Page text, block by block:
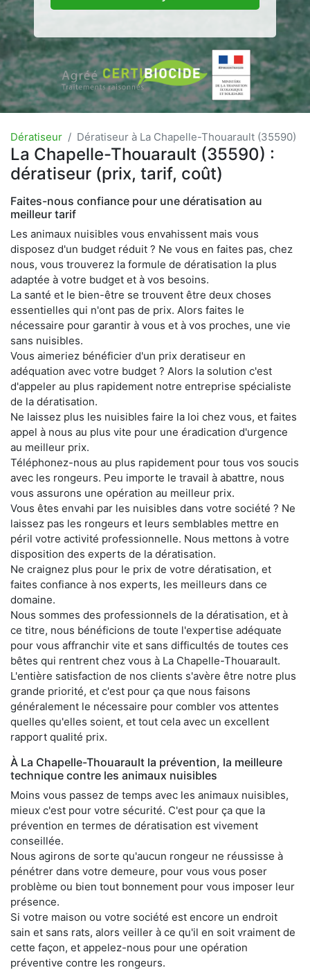
Dératiseur Dératiseur à La Chapelle-Thouarault (35590)
La Chapelle-Thouarault (35590) :
dératiseur (prix, tarif, coût)
Faites-nous confiance pour une dératisation au
meilleur tarif
Les animaux nuisibles vous envahissent mais vous
disposez d'un budget réduit ? Ne vous en faites pas, chez
nous, vous trouverez la formule de dératisation la plus
adaptée à votre budget et à vos besoins.
La santé et le bien-être se trouvent être deux choses
essentielles qui n'ont pas de prix. Alors faites le
nécessaire pour garantir à vous et à vos proches, une vie
sans nuisibles.
Vous aimeriez bénéficier d'un prix deratiseur en
adéquation avec votre budget ? Alors la solution c'est
d'appeler au plus rapidement notre entreprise spécialiste
de la dératisation.
Ne laissez plus les nuisibles faire la loi chez vous, et faites
appel à nous au plus vite pour une éradication d'urgence
au meilleur prix.
Téléphonez-nous au plus rapidement pour tous vos soucis
avec les rongeurs. Peu importe le travail à abattre, nous
vous assurons une opération au meilleur prix.
Vous êtes envahi par les nuisibles dans votre société ? Ne
laissez pas les rongeurs et leurs semblables mettre en
péril votre activité professionnelle. Nous mettons à votre
disposition des experts de la dératisation.
Ne craignez plus pour le prix de votre dératisation, et
faites confiance à nos experts, les meilleurs dans ce
domaine.
Nous sommes des professionnels de la dératisation, et à
ce titre, nous bénéficions de toute l'expertise adéquate
pour vous affranchir vite et sans difficultés de toutes ces
bêtes qui rentrent chez vous à La Chapelle-Thouarault.
L'entière satisfaction de nos clients s'avère être notre plus
grande priorité, et c'est pour ça que nous faisons
généralement le nécessaire pour combler vos attentes
quelles qu'elles soient, et tout cela avec un excellent
rapport qualité prix.
À La Chapelle-Thouarault la prévention, la meilleure
technique contre les animaux nuisibles
Moins vous passez de temps avec les animaux nuisibles,
mieux c'est pour votre sécurité. C'est pour ça que la
prévention en termes de dératisation est vivement
conseillée.
Nous agirons de sorte qu'aucun rongeur ne réussisse à
pénétrer dans votre demeure, pour vous vous poser
problème ou bien tout bonnement pour vous imposer leur
présence.
Si votre maison ou votre société est encore un endroit
sain et sans rats, alors veiller à ce qu'il en soit vraiment de
cette façon, et appelez-nous pour une opération
préventive contre les rongeurs.